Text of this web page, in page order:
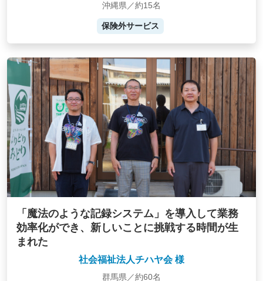
沖縄県／約15名
保険外サービス
「魔法のような記録システム」を導入して業務
効率化ができ、新しいことに挑戦する時間が生
まれた
社会福祉法人チハヤ会 様
群馬県／約60名